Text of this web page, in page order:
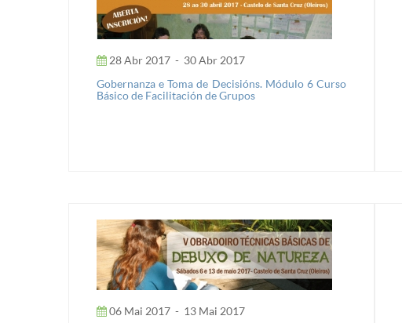
28 Abr 2017 - 30 Abr 2017
Gobernanza e Toma de Decisións. Módulo 6 Curso
Básico de Facilitación de Grupos
06 Mai 2017 - 13 Mai 2017